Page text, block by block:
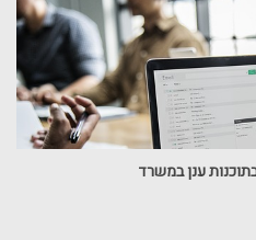
ענן במשרד